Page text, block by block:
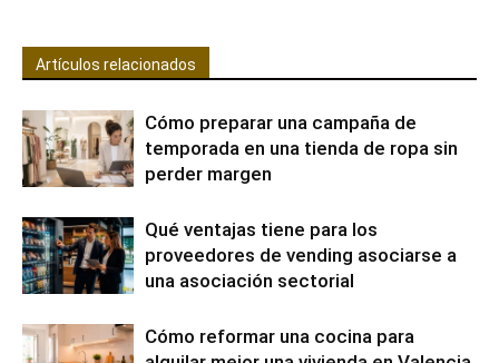
Artículos relacionados
Cómo preparar una campaña de
temporada en una tienda de ropa sin
perder margen
Qué ventajas tiene para los
proveedores de vending asociarse a
una asociación sectorial
Cómo reformar una cocina para